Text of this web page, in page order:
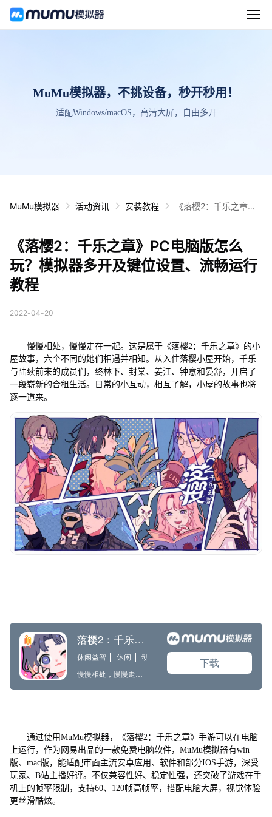
MuMu模拟器，不挑设备，秒开秒用！
适配Windows/macOS，高清大屏，自由多开
MuMu模拟器 活动资讯 安装教程
《落樱2：千乐之章》P
畅运行教程
《落樱2：千乐之章》PC电脑版怎么
玩？模拟器多开及键位设置、流畅运行
教程
2022-04-20
慢慢相处，慢慢走在一起。这是属于《落樱2：千乐之章》的小
屋故事，六个不同的她们相遇并相知。从入住落樱小屋开始，千乐
与陆续前来的成员们，终林下、封棠、姜江、钟意和晏舒，开启了
一段崭新的合租生活。日常的小互动，相互了解，小屋的故事也将
逐一道来。
通过使用MuMu模拟器，《落樱2：千乐之章》手游可以在电脑
上运行，作为网易出品的一款免费电脑软件，MuMu模拟器有win
版、mac版，能适配市面主流安卓应用、软件和部分IOS手游，深受
玩家、B站主播好评。不仅兼容性好、稳定性强，还突破了游戏在手
机上的帧率限制，支持60、120帧高帧率，搭配电脑大屏，视觉体验
更丝滑酷炫。